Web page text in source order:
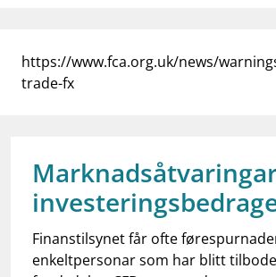
businessOm Finanstilsynet
dashboard Informasjon for investorer
notifications_none Abonner på nyhetsvarsel
https://www.fca.org.uk/news/
trade-fx
Finanstilsynet får ofte
enkeltpersonar som har blitt